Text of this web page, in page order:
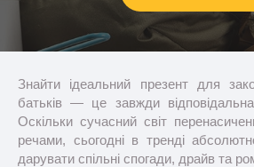
Знайти ідеальний презент для
батьків — це завжди
Оскільки сучасний світ
речами, сьогодні в тренді
дарувати спільні спогади, драйв та